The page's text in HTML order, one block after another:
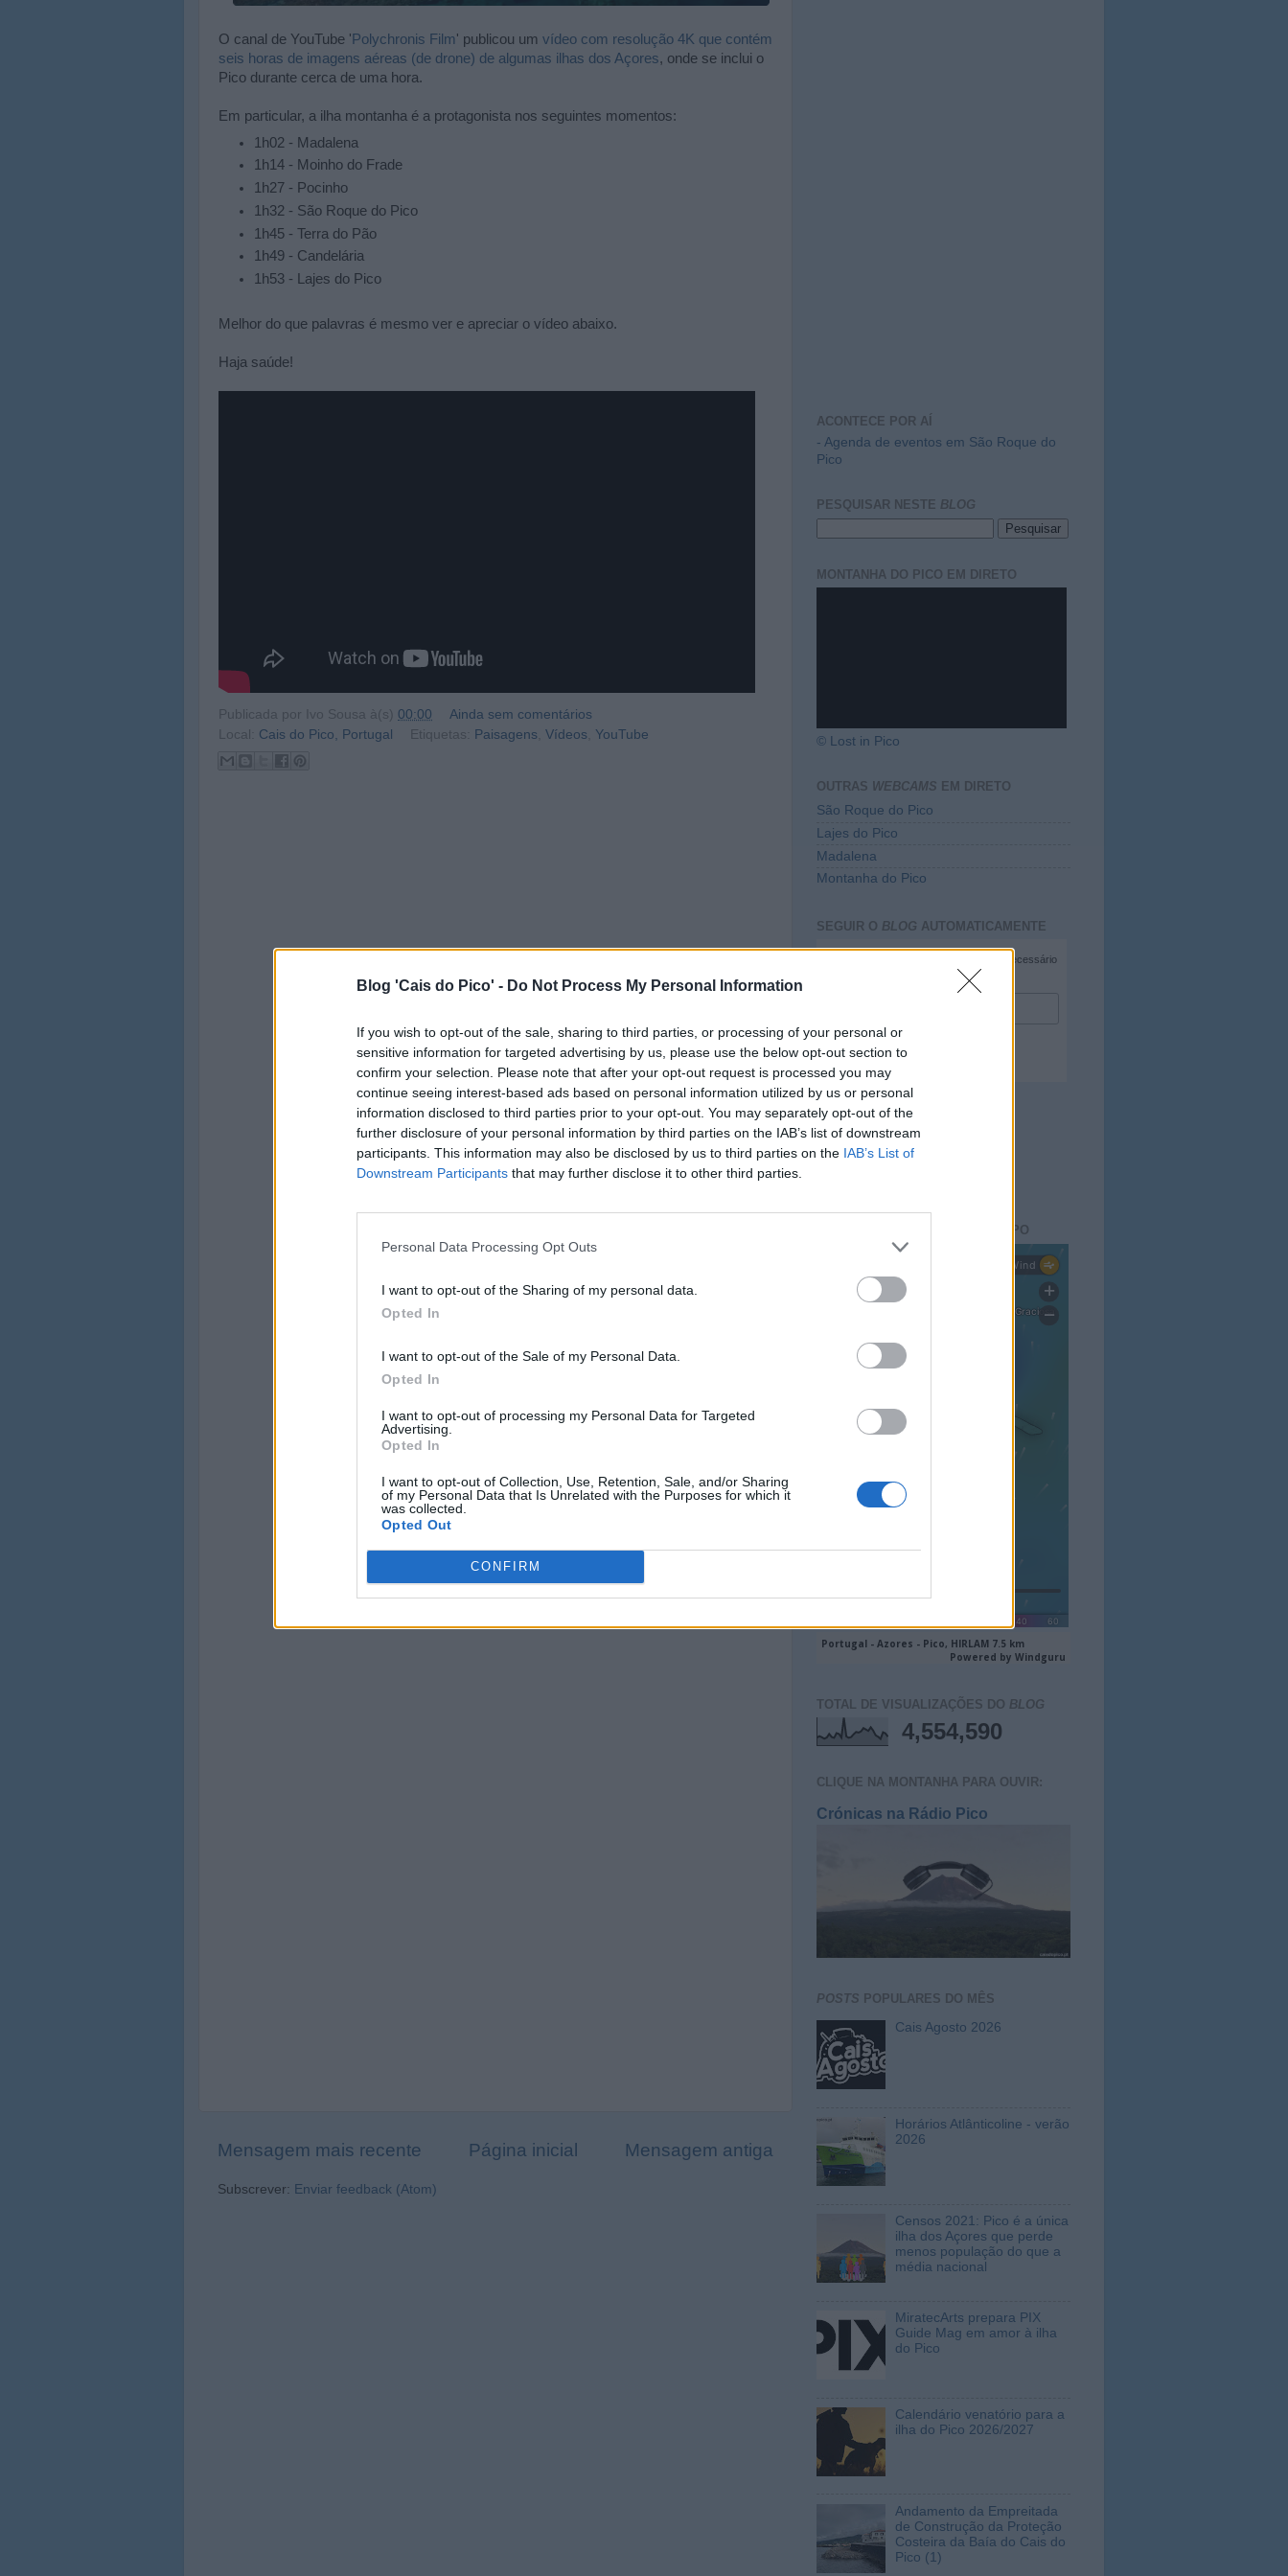
Blog 'Cais do Pico' - Do Not Process My Personal Information
If you wish to opt-out of the sale, sharing to third parties, or processing of your personal or
sensitive information for targeted advertising by us, please use the below opt-out section to
confirm your selection. Please note that after your opt-out request is processed you may
continue seeing interest-based ads based on personal information utilized by us or personal
information disclosed to third parties prior to your opt-out. You may separately opt-out of the
further disclosure of your personal information by third parties on the IAB’s list of downstream
participants. This information may also be disclosed by us to third parties on the IAB’s List of
Downstream Participants that may further disclose it to other third parties.
Personal Data Processing Opt Outs
I want to opt-out of the Sharing of my personal data.
Opted In
I want to opt-out of the Sale of my Personal Data.
Opted In
I want to opt-out of processing my Personal Data for Targeted
Advertising.
Opted In
I want to opt-out of Collection, Use, Retention, Sale, and/or Sharing
of my Personal Data that Is Unrelated with the Purposes for which it
was collected.
Opted Out
CONFIRM
O canal de YouTube ' Polychronis Film' publicou um vídeo com resolução 4K que contém
seis horas de imagens aéreas (de drone) de algumas ilhas dos Açores, onde se inclui o
Pico durante cerca de uma hora.
Em particular, a ilha montanha é a protagonista nos seguintes momentos:
1h02 - Madalena
1h14 - Moinho do Frade
1h27 - Pocinho
1h32 - São Roque do Pico
1h45 - Terra do Pão
1h49 - Candelária
1h53 - Lajes do Pico
Melhor do que palavras é mesmo ver e apreciar o vídeo abaixo.
Haja saúde!
Publicada por Ivo Sousa à(s) 00:00
Ainda sem comentários
Local: Cais do Pico, Portugal Etiquetas: Paisagens Vídeos YouTube
Mensagem mais recente Mensagem antiga
Página inicial
Subscrever: Enviar feedback (Atom)
ACONTECE POR AÍ
- Agenda de eventos em São Roque do
Pico
PESQUISAR NESTE BLOG
MONTANHA DO PICO EM DIRETO
© Lost in Pico
OUTRAS WEBCAMS EM DIRETO
São Roque do Pico
Lajes do Pico
Madalena
Montanha do Pico
SEGUIR O BLOG AUTOMATICAMENTE
campo necessário
PREVISÃO DO ESTADO DO TEMPO
TOTAL DE VISUALIZAÇÕES DO BLOG
4,554,590
CLIQUE NA MONTANHA PARA OUVIR:
Crónicas na Rádio Pico
POSTS POPULARES DO MÊS
Cais Agosto 2026
Horários Atlânticoline - verão
2026
Censos 2021: Pico é a única
ilha dos Açores que perde
menos população do que a
média nacional
MiratecArts prepara PIX
Guide Mag em amor à ilha
do Pico
Calendário venatório para a
ilha do Pico 2026/2027
Andamento da Empreitada
de Construção da Proteção
Costeira da Baía do Cais do
Pico (1)